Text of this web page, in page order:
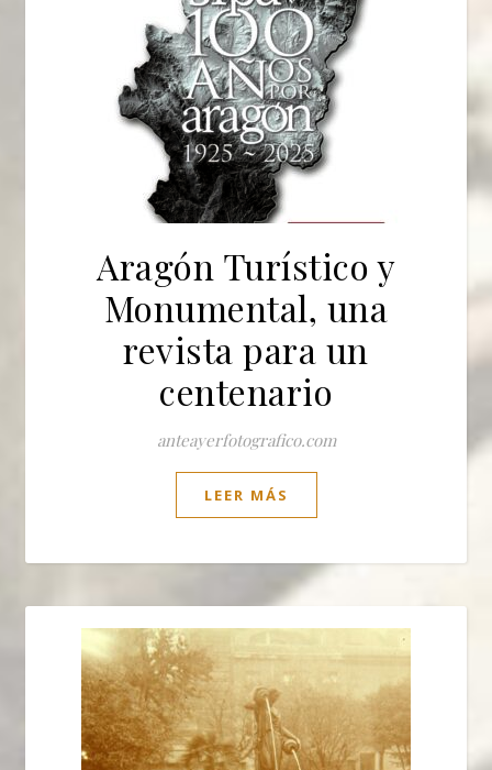
Aragón Turístico y
Monumental, una
revista para un
centenario
anteayerfotografico.com
LEER MÁS